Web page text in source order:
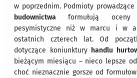
w poprzednim. Podmioty prowadzące
budownictwa formułują oceny
pesymistyczne niż w marcu i w
ostatnich czterech lat. Od
dotyczące koniunktury handlu
bieżącym miesiącu – nieco lepsze
choć nieznacznie gorsze od